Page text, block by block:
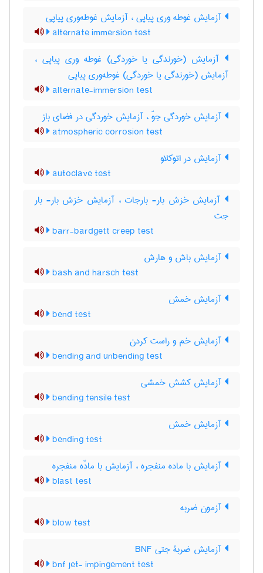
آزمایش غوطه وری پیاپی ، آزمایش غوطه‌وری پیاپی
alternate immersion test
آزمایش (خورندگی یا خوردگی) غوطه وری پیاپی ،
آزمایش (خورندگی یا خوردگی) غوطه‌وری پیاپی
alternate-immersion test
آزمایش خوردگی جوّ ، آزمایش خوردگی در فضای باز
atmospheric corrosion test
آزمایش در اتوکلاو
autoclave test
آزمایش خزش بار- بارجات ، آزمایش خزش بار- بار
جت
barr-bardgett creep test
آزمایش باش و هارش
bash and harsch test
آزمایش خمش
bend test
آزمایش خم و راست کردن
bending and unbending test
آزمایش کشش خمشی
bending tensile test
آزمایش خمش
bending test
آزمایش با ماده منفجره ، آزمایش با مادّه منفجره
blast test
آزمون ضربه
blow test
آزمایش ضربۀ جتی BNF
bnf jet- impingement test